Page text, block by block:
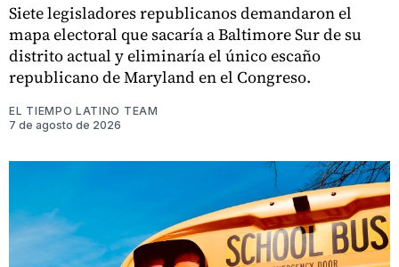
Siete legisladores republicanos demandaron el
mapa electoral que sacaría a Baltimore Sur de su
distrito actual y eliminaría el único escaño
republicano de Maryland en el Congreso.
EL TIEMPO LATINO TEAM
7 de agosto de 2026